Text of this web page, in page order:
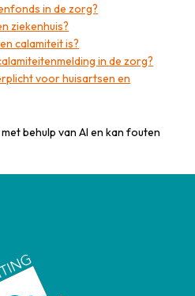
in de zorg?
ziekenhuis?
calamiteit is?
in de zorg?
voor huisartsen en
behulp van AI en kan fouten